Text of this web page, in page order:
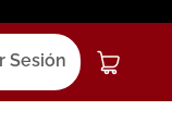
Sesión